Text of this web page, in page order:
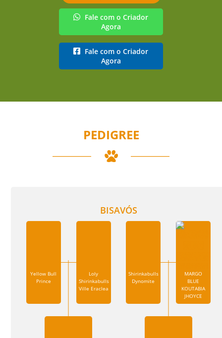
Fale com o Criador
Agora
Fale com o Criador
Agora
PEDIGREE
BISAVÓS
Yellow Bull
Prince
Loly
Shirinkabulls
Ville Eraclea
Shirinkabulls
Dynomite
MARGO
BLUE
KOUTABIA
JHOYCE